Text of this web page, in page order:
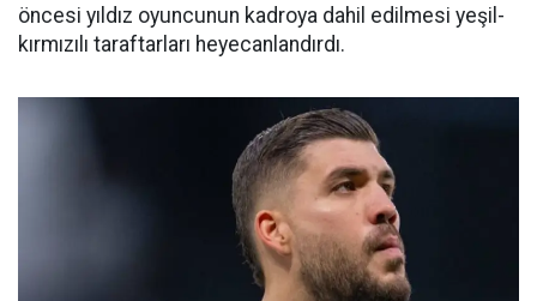
öncesi yıldız oyuncunun kadroya dahil edilmesi yeşil-
kırmızılı taraftarları heyecanlandırdı.